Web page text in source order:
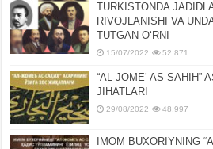
TURKISTONDA
RIVOJLANISHI VA
TUTGAN OʻRNI
15/07/2022 52,871
“AL-JOMEʼ AS-SAHIH”
JIHATLARI
29/08/2022 48,997
IMOM BUXORIYNING